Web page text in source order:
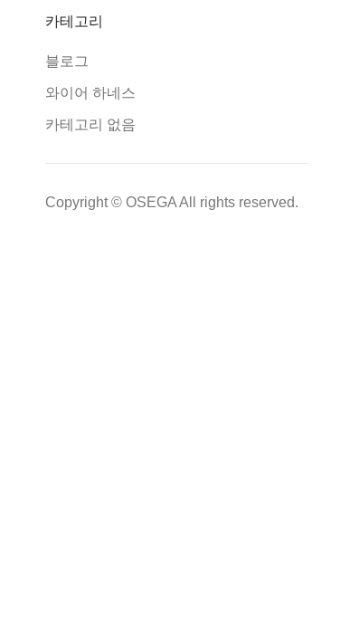
카테고리
블로그
와이어 하네스
카테고리 없음
Copyright © OSEGA All rights reserved.